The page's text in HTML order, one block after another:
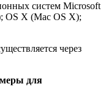
систем Microsoft
OS X (Mac OS X);
через
для